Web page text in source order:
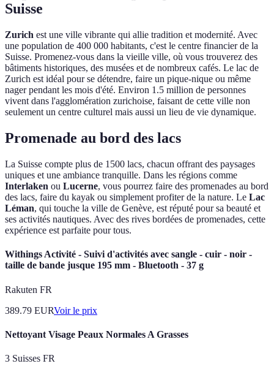
Suisse
Zurich est une ville vibrante qui allie tradition et modernité. Avec
une population de 400 000 habitants, c'est le centre financier de la
Suisse. Promenez-vous dans la vieille ville, où vous trouverez des
bâtiments historiques, des musées et de nombreux cafés. Le lac de
Zurich est idéal pour se détendre, faire un pique-nique ou même
nager pendant les mois d'été. Environ 1.5 million de personnes
vivent dans l'agglomération zurichoise, faisant de cette ville non
seulement un centre culturel mais aussi un lieu de vie dynamique.
Promenade au bord des lacs
La Suisse compte plus de 1500 lacs, chacun offrant des paysages
uniques et une ambiance tranquille. Dans les régions comme
Interlaken ou Lucerne, vous pourrez faire des promenades au bord
des lacs, faire du kayak ou simplement profiter de la nature. Le Lac
Léman, qui touche la ville de Genève, est réputé pour sa beauté et
ses activités nautiques. Avec des rives bordées de promenades, cette
expérience est parfaite pour tous.
Withings Activité - Suivi d'activités avec sangle - cuir - noir -
taille de bande jusque 195 mm - Bluetooth - 37 g
Rakuten FR
389.79 EURVoir le prix
Nettoyant Visage Peaux Normales A Grasses
3 Suisses FR